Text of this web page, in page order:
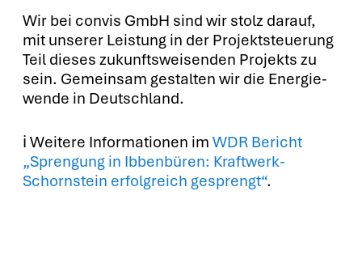
Wir bei con­vis GmbH sind wir stolz dar­auf,
mit unse­rer Leis­tung in der Pro­jekt­steue­rung
Teil die­ses zukunfts­wei­sen­den Pro­jekts zu
sein. Gemein­sam gestal­ten wir die Ener­gie­
wen­de in Deutsch­land.
ℹ️ Wei­te­re Infor­ma­tio­nen im WDR Bericht
„Spren­gung in Ibben­bü­ren: Kraft­werk-
Schorn­stein erfolg­reich gesprengt“.